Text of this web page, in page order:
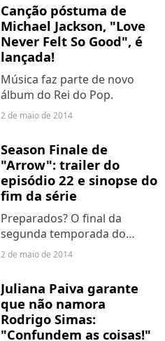
Canção póstuma de
Michael Jackson, "Love
Never Felt So Good", é
lançada!
Música faz parte de novo
álbum do Rei do Pop.
2 de maio de 2014
Season Finale de
"Arrow": trailer do
episódio 22 e sinopse do
fim da série
Preparados? O final da
segunda temporada do
Arqueiro Verde está
#TeamSlade?
2 de maio de 2014
Juliana Paiva garante
que não namora
Rodrigo Simas:
"Confundem as coisas!"